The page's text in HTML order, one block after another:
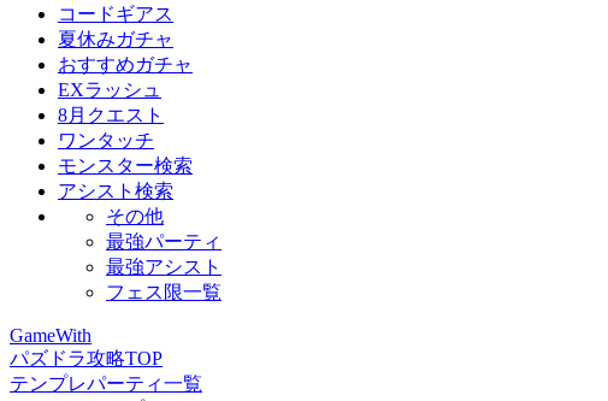
コードギアス
夏休みガチャ
おすすめガチャ
EXラッシュ
8月クエスト
ワンタッチ
モンスター検索
アシスト検索
その他
最強パーティ
最強アシスト
フェス限一覧
GameWith
パズドラ攻略TOP
テンプレパーティ一覧